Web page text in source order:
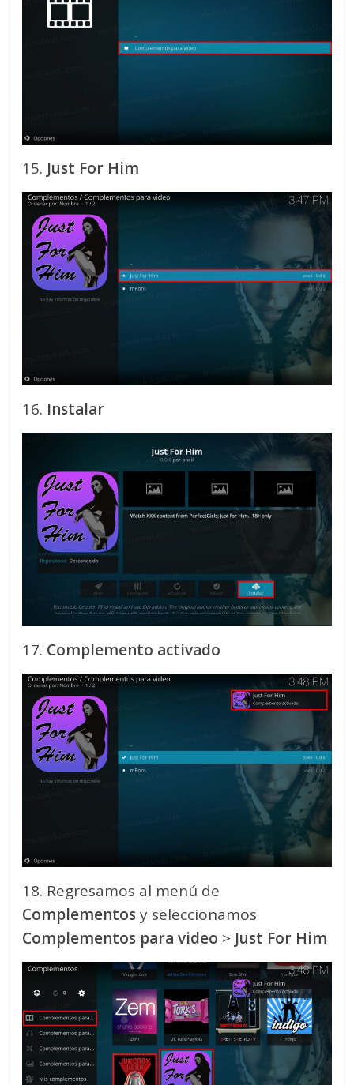
15. Just For Him
16. Instalar
17. Complemento activado
18. Regresamos al menú de
Complementosy seleccionamos
Complementos para video > Just For Him